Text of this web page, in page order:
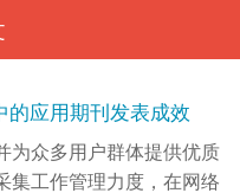
的应用期刊发表成效
为众多用户群体提供优质
集工作管理力度，在网络